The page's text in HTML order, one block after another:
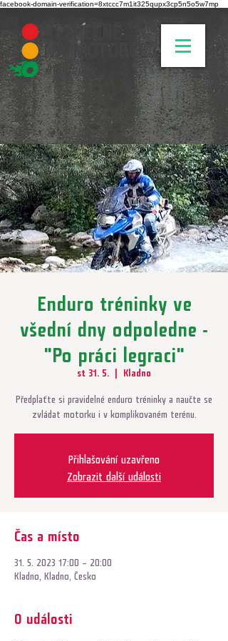
facebook-domain-verification=8xtccc7m1it325qupx3cp5n5o5w7mp
Enduro tréninky ve
všední dny odpoledne -
"Po práci legraci"
st 31. 5.
  |
Kladno
Předplaťte si pravidelné enduro tréninky a naučte se
zvládat motorku i v komplikovaném terénu.
Přihlašování uzavřeno
Zobrazit další události
Čas a místo
31. 5. 2023 17:00 – 20:00
Kladno, Kladno, Česko
O události